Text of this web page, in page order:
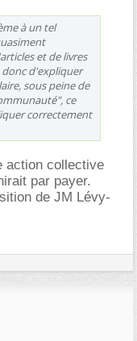
à un tel
et de livres
donc d'expliquer
sous peine de
ce
correctement
action collective
par payer.
de JM Lévy-